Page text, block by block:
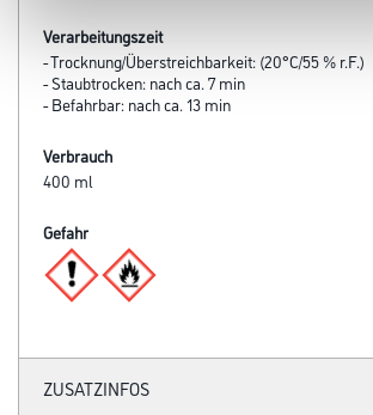
Verarbeitungszeit
- Trocknung/Überstreichbarkeit: (20°C/55 % r.F.)
- Staubtrocken: nach ca. 7 min
- Befahrbar: nach ca. 13 min
Verbrauch
400 ml
Gefahr
ZUSATZINFOS